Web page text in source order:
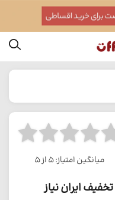
میانگین امتیاز: 5 از 5
ایران نیاز